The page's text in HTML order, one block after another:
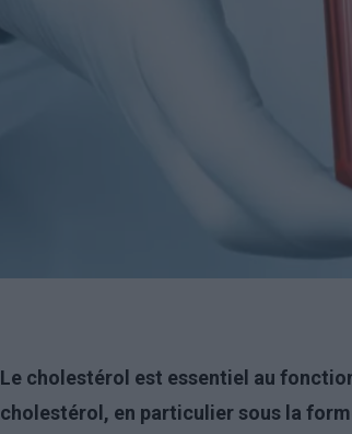
Le cholestérol est essentiel au
cholestérol, en particulier sous la